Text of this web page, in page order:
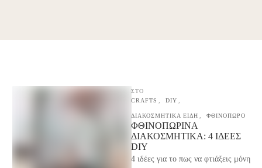
ΣΤΟ
CRAFTS
DIY
ΔΙΑΚΟΣΜΗΤΙΚΑ ΕΙΔΗ ΦΘΙΝΟΠΩΡΟ
ΦΘΙΝΟΠΩΡΙΝΆ
ΔΙΑΚΟΣΜΗΤΙΚΆ: 4 ΙΔΈΕΣ
DIY
4 ιδέες για το πως να φτιάξεις μόνη